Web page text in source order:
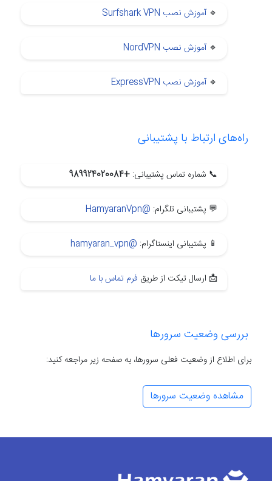
🔹آموزش نصب Surfshark VPN
🔹آموزش نصب NordVPN
🔹آموزش نصب ExpressVPN
راه‌های ارتباط با پشتیبانی
📞 شماره تماس پشتیبانی:+989924020084
💬 پشتیبانی تلگرام: @HamyaranVpn
📱 پشتیبانی اینستاگرام: @hamyaran_vpn
📩 ارسال تیکت از طریق فرم تماس با ما
بررسی وضعیت سرورها
برای اطلاع از وضعیت فعلی سرورها، به صفحه زیر مراجعه کنید:
مشاهده وضعیت سرورها